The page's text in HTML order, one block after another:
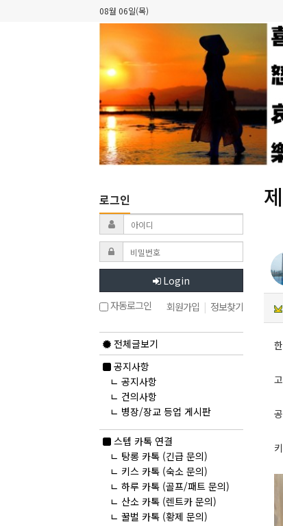
08월 06일(목)
로그인
Login
자동로그인
회원가입 | 정보찾기
전체글보기
공지사항
ㄴ 공지사항
ㄴ 건의사항
ㄴ 병장/장교 등업 게시판
스텝 카톡 연결
ㄴ 탕롱 카톡 (긴급 문의)
ㄴ 키스 카톡 (숙소 문의)
ㄴ 하루 카톡 (골프/패트 문의)
ㄴ 산소 카톡 (렌트카 문의)
ㄴ 꿀벌 카톡 (황제 문의)